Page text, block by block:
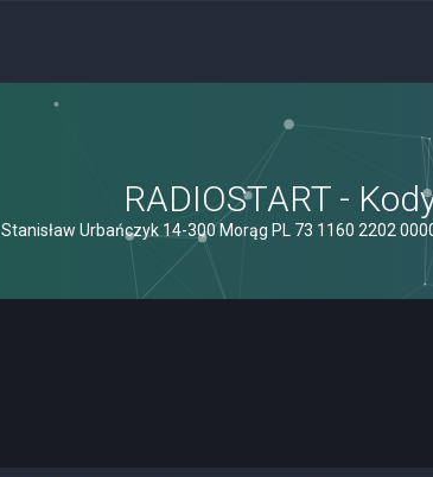
RADIOSTART -
Stanisław Urbańczyk 14-300 Morąg PL 73 1160 2202